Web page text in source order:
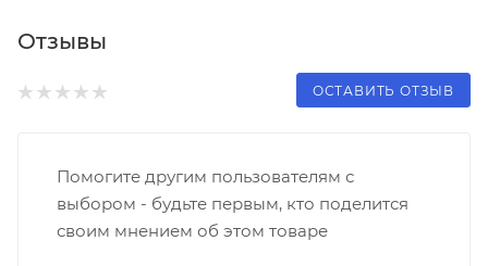
Отзывы
ОСТАВИТЬ ОТЗЫВ
Помогите другим пользователям с
выбором - будьте первым, кто поделится
своим мнением об этом товаре